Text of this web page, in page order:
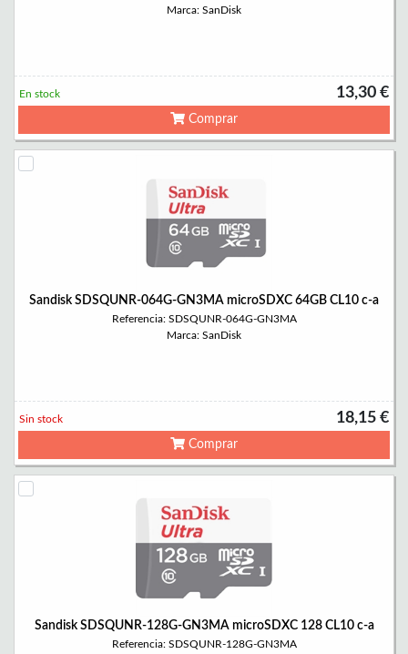
Marca: SanDisk
13,30 €
En stock
Comprar
Sandisk SDSQUNR-064G-GN3MA microSDXC 64GB CL10 c-a
Referencia: SDSQUNR-064G-GN3MA
Marca: SanDisk
18,15 €
Sin stock
Comprar
Sandisk SDSQUNR-128G-GN3MA microSDXC 128 CL10 c-a
Referencia: SDSQUNR-128G-GN3MA